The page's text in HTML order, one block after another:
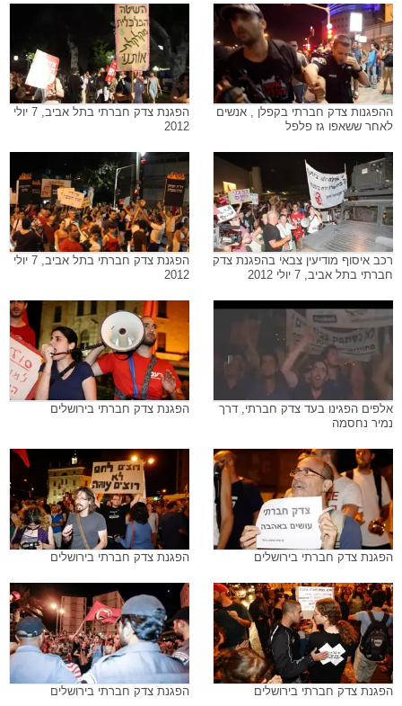
ההפגנות צדק חברתי בקפלן , אנשים
לאחר ששאפו גז פלפל
הפגנת צדק חברתי בתל אביב, 7 יולי
2012
רכב איסוף מודיעין צבאי בהפגנת צדק
חברתי בתל אביב, 7 יולי 2012
הפגנת צדק חברתי בתל אביב, 7 יולי
2012
אלפים הפגינו בעד צדק חברתי, דרך
נמיר נחסמה
הפגנת צדק חברתי בירושלים
הפגנת צדק חברתי בירושלים הפגנת צדק חברתי בירושלים
הפגנת צדק חברתי בירושלים הפגנת צדק חברתי בירושלים